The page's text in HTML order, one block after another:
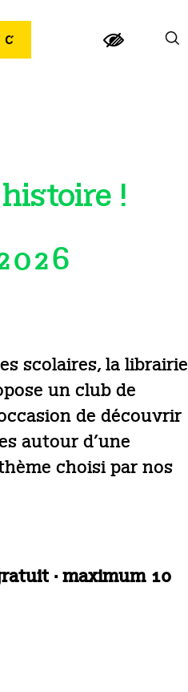
!
scolaires, la librairie
un club de
de découvrir
autour d’une
choisi par nos
· maximum 10